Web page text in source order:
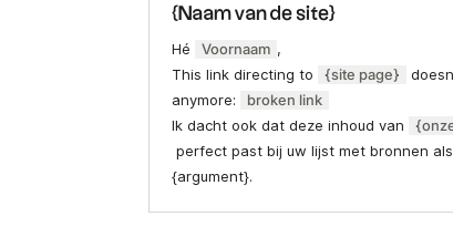
{Naam van de site}
Hé Voornaam ,
This link directing to
{site page}
anymore:
broken link
Ik dacht ook dat deze inhoud van
perfect past bij uw lijst met bronnen als
{argument}.